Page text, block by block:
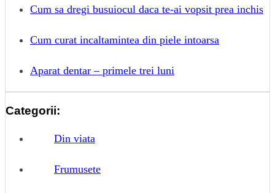
Cum sa dregi busuiocul daca te-ai vopsit prea inchis
Cum curat incaltamintea din piele intoarsa
Aparat dentar – primele trei luni
Categorii:
Din viata
Frumusete